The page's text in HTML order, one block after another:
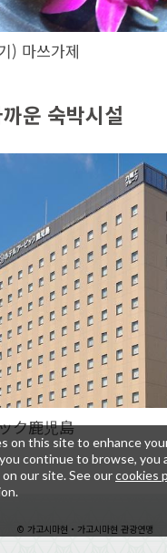
) 마쓰가제
운 숙박시설
ク鹿児島
© 가고시마현・가고시마현 관광연맹
on this site to enhance
continue to browse, you
our site. See ourcookies